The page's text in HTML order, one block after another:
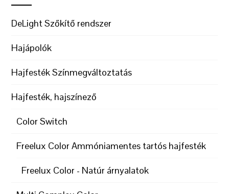
DeLight Szőkítő rendszer
Hajápolók
Hajfesték Színmegváltoztatás
Hajfesték, hajszínező
Color Switch
Freelux Color Ammóniamentes tartós hajfesték
Freelux Color - Natúr árnyalatok